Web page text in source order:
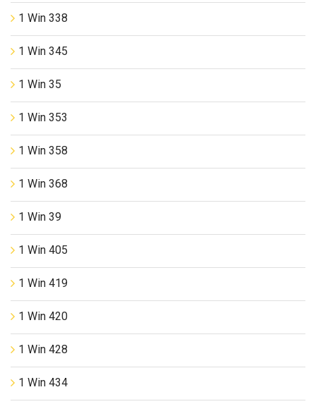
1 Win 338
1 Win 345
1 Win 35
1 Win 353
1 Win 358
1 Win 368
1 Win 39
1 Win 405
1 Win 419
1 Win 420
1 Win 428
1 Win 434